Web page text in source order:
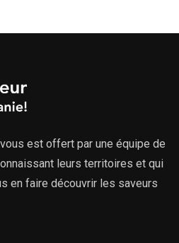
à
est offert par une équipe de
leurs territoires et qui
en faire découvrir les saveurs